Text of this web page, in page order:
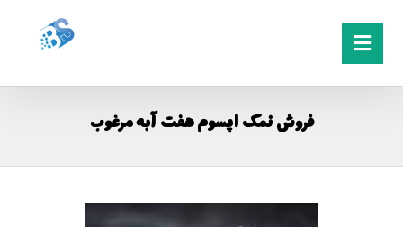
فروش نمک اپسوم هفت آبه مرغوب